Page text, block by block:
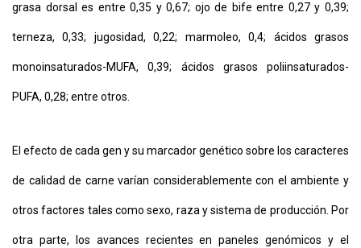
grasa dorsal es entre 0,35 y 0,67; ojo de bife entre 0,27 y 0,39;
terneza, 0,33; jugosidad, 0,22; marmoleo, 0,4; ácidos grasos
monoinsaturados-MUFA, 0,39; ácidos grasos poliinsaturados-
PUFA, 0,28; entre otros.
El efecto de cada gen y su marcador genético sobre los caracteres
de calidad de carne varían considerablemente con el ambiente y
otros factores tales como sexo, raza y sistema de producción. Por
otra parte, los avances recientes en paneles genómicos y el